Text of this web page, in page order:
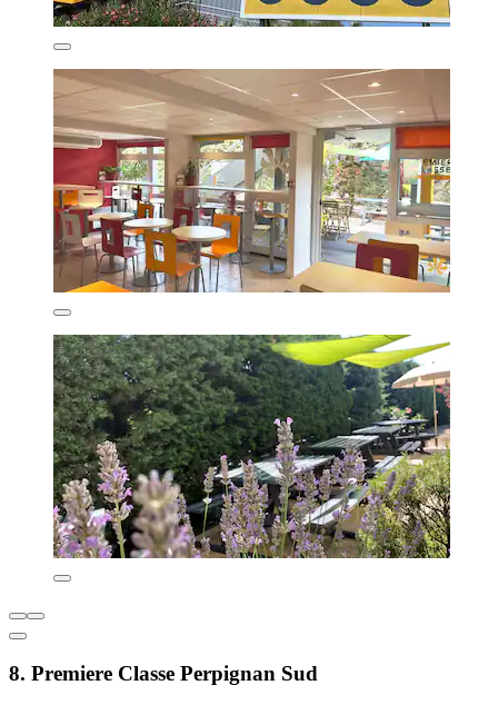
8. Premiere Classe Perpignan Sud